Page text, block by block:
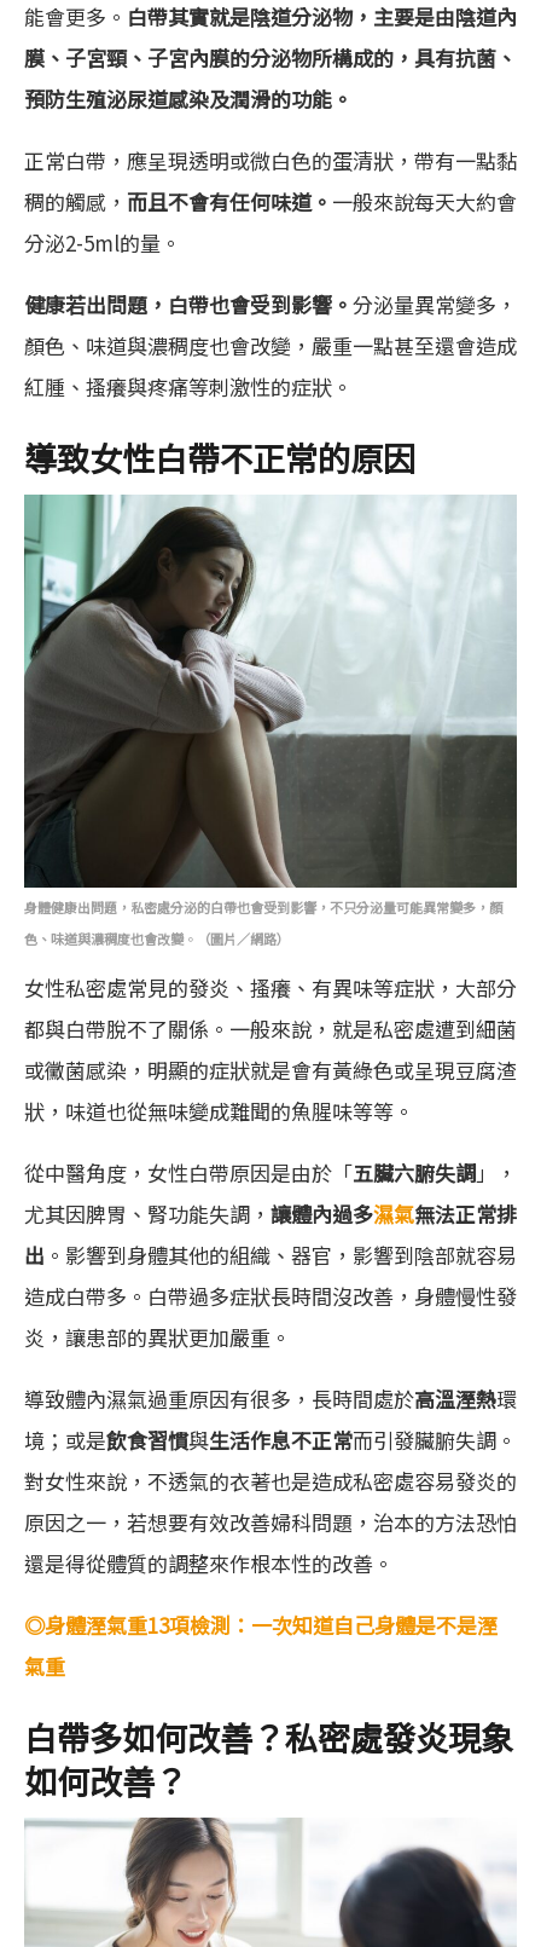
能會更多。 白帶其實就是陰道分泌物，主要是由陰道內
膜、子宮頸、子宮內膜的分泌物所構成的，具有抗菌、
預防生殖泌尿道感染及潤滑的功能。
正常白帶，應呈現透明或微白色的蛋清狀，帶有一點黏
稠的觸感， 而且不會有任何味道。 一般來說每天大約會
分泌2-5ml的量。
健康若出問題，白帶也會受到影響。 分泌量異常變多，
顏色、味道與濃稠度也會改變，嚴重一點甚至還會造成
紅腫、搔癢與疼痛等刺激性的症狀。
導致女性白帶不正常的原因
身體健康出問題，私密處分泌的白帶也會受到影響，不只分泌量可能異常變多，顏
色、味道與濃稠度也會改變。 （圖片／網路）
女性私密處常見的發炎、搔癢、有異味等症狀，大部分
都與白帶脫不了關係。一般來說，就是私密處遭到細菌
或黴菌感染，明顯的症狀就是會有黃綠色或呈現豆腐渣
狀，味道也從無味變成難聞的魚腥味等等。
從中醫角度，女性白帶原因是由於「五臟六腑失調」，
尤其因脾胃、腎功能失調， 讓體內過多濕氣無法正常排
出 。影響到身體其他的組織、器官，影響到陰部就容易
造成白帶多。白帶過多症狀長時間沒改善，身體慢性發
炎，讓患部的異狀更加嚴重。
導致體內濕氣過重原因有很多，長時間處於高溫溼熱環
境；或是飲食習慣與生活作息不正常而引發臟腑失調。
對女性來說，不透氣的衣著也是造成私密處容易發炎的
原因之一，若想要有效改善婦科問題，治本的方法恐怕
還是得從體質的調整來作根本性的改善。
◎身體溼氣重13項檢測：一次知道自己身體是不是溼
氣重
白帶多如何改善？私密處發炎現象
如何改善？